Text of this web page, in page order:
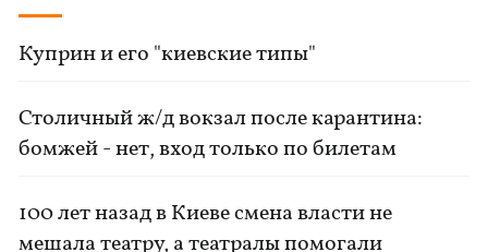
Куприн и его "киевские типы"
Столичный ж/д вокзал после карантина:
бомжей - нет, вход только по билетам
100 лет назад в Киеве смена власти не
мешала театру, а театралы помогали